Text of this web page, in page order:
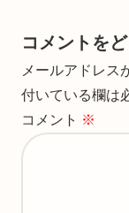
コメントを
メールアドレス
付いている欄は
コメント ※